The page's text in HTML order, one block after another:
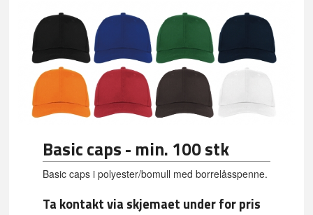
Basic caps - min. 100 stk
Basic caps i polyester/bomull med borrelåsspenne.
Ta kontakt via skjemaet under for pris